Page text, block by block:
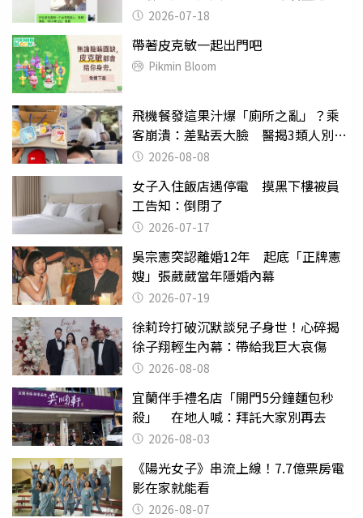
2026-07-18
帶著皮克敏一起出門吧
Pikmin Bloom
飛機餐發這果汁爆「廁所之亂」？乘
客崩潰：差點丟大臉 醫揭3類人別亂
喝 2026-08-08
女子入住飯店遇停電 摸黑下樓被員
工告知：倒閉了
2026-07-17
吳宗憲突認離婚12年 起底「正牌憲
嫂」張葳葳當年隱婚內幕
2026-07-19
徐莉玲打破沉默談兒子身世！心碎揭
徐子翔輕生內幕：帶給我巨大哀傷
2026-08-08
宜蘭伴手禮名店「開門5分鐘麵包秒
殺」 在地人喊：拜託大家別再去
2026-08-03
《陽光女子》串流上線！7.7億票房電
影在家就能看
2026-08-07